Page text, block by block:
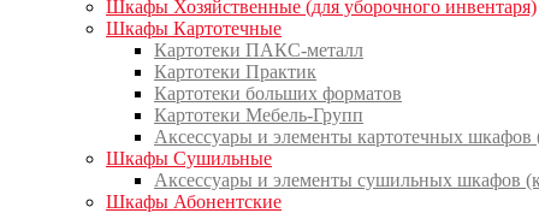
Шкафы Хозяйственные (для уборочного инвентаря)
Шкафы Картотечные
Картотеки ПАКС-металл
Картотеки Практик
Картотеки больших форматов
Картотеки Мебель-Групп
Аксессуары и элементы картотечных
Шкафы Сушильные
Аксессуары и элементы сушильных шкафов
Шкафы Абонентские